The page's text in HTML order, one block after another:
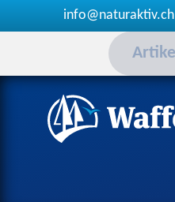
info@naturaktiv.ch